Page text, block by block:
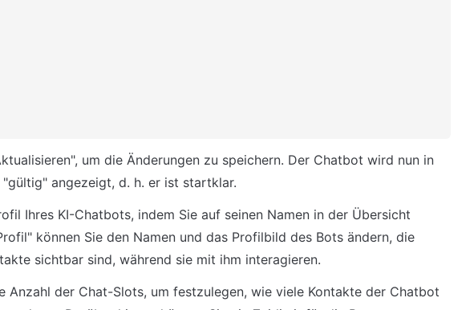
um die Änderungen zu speichern. Der Chatbot wird nun in
angezeigt, d. h. er ist startklar.
Ihres KI-Chatbots, indem Sie auf seinen Namen in der Übersicht
können Sie den Namen und das Profilbild des Bots ändern, die
sichtbar sind, während sie mit ihm interagieren.
Anzahl der Chat-Slots, um festzulegen, wie viele Kontakte der Chatbot